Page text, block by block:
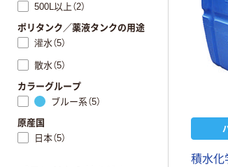
積水化
500L以上（2）
ポリタンク／薬液タンクの用途
灌水（5）
散水（5）
カラーグループ
ブルー系（5）
原産国
日本（5）